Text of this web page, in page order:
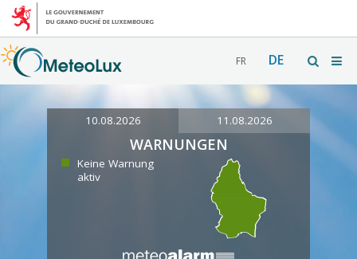
FR DE
10.08.2026 11.08.2026
WARNUNGEN
Keine Warnung
aktiv